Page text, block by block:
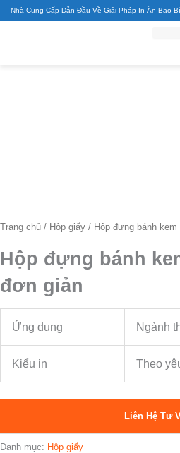
NhảyNhà Cung Cấp Dẫn Đầu Về Giải Pháp In Ấn Bao
Trang chủ / Hộp giấy / Hộp đựng bánh
Hộp đựng bánh
đơn giản
Ứng dụng Ngành
Kiểu in Theo
Liên Hệ Tư
Danh mục: Hộp giấy